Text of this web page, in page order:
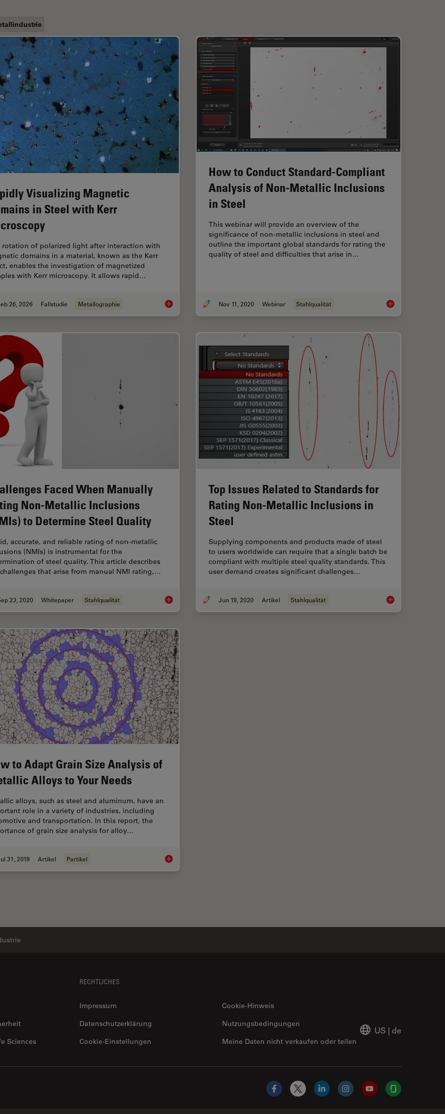
Visualizing Magnetic
in Steel with Kerr
rotation of polarized light after interaction with
domains in a material, known as the Kerr
enables the investigation of magnetized
with Kerr microscopy. It allows rapid…
26, 2026 Fallstudie Metallographie Rapidly Visualizing Magnetic Domains in Steel with Kerr Microscopy
How to Conduct Standard-Compliant
Analysis of Non-Metallic Inclusions
in Steel
This webinar will provide an overview of the
significance of non-metallic inclusions in steel and
outline the important global standards for rating the
quality of steel and difficulties that arise in…
Nov 11, 2020 Webinar Stahlqualität How to Conduct
Faced When Manually
Non-Metallic Inclusions
to Determine Steel Quality
accurate, and reliable rating of non-metallic
(NMIs) is instrumental for the
of steel quality. This article describes
that arise from manual NMI rating,…
23, 2020 Whitepaper Stahlqualität Challenges Faced When Manually Rating Non-Metallic Inclusions (NMIs) to Determine Steel Quality
Top Issues Related to Standards for
Rating Non-Metallic Inclusions in
Steel
Supplying components and products made of steel
to users worldwide can require that a single batch be
compliant with multiple steel quality standards. This
user demand creates significant challenges…
Jun 19, 2020 Artikel Stahlqualität Top Issues Related
to Adapt Grain Size Analysis of
Alloys to Your Needs
alloys, such as steel and aluminum, have an
role in a variety of industries, including
and transportation. In this report, the
of grain size analysis for alloy…
31, 2019 Artikel Partikel How to Adapt Grain Size Analysis of Metallic Alloys to Your Needs
Sciences
RECHTLICHES
Impressum
Cookie-Hinweis
Datenschutzerklärung
Meine Daten nicht verkaufen oder teilen
Nutzungsbedingungen
Cookie-Einstellungen
US | de
Facebook
X LinkedInInstagramYouTubeGlassdoor